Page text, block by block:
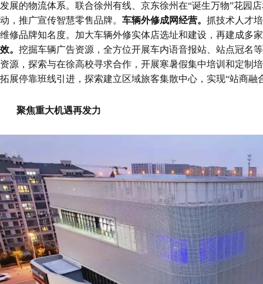
发展的物流体系。联合徐州有线、京东徐州在“诞生万物”花园
动，推广宣传智慧零售品牌。 车辆外修成网经营。 抓技术人才
维修品牌知名度。加大车辆外修实体店选址和建设，再建成多
效。 挖掘车辆广告资源，全方位开展车内语音报站、站点冠名
资源，探索与在徐高校寻求合作，开展寒暑假集中培训和定制
拓展停靠班线引进，探索建立区域旅客集散中心，实现“站商融
聚焦重大机遇再发力